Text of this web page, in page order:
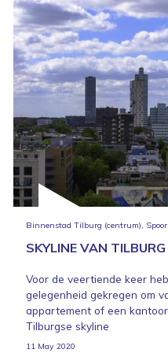
Binnenstad Tilburg (centrum),
SKYLINE VAN
Voor de veertiende keer
gelegenheid gekregen om
appartement of een
Tilburgse skyline
11 May 2020